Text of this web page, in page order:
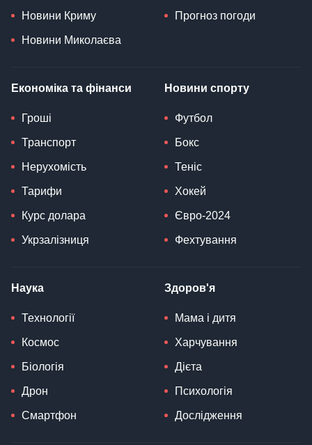
Новини Криму
Новини Миколаєва
Прогноз погоди
Економіка та фінанси
Гроші
Транспорт
Нерухомість
Тарифи
Курс долара
Укрзалізниця
Новини спорту
Футбол
Бокс
Теніс
Хокей
Євро-2024
Фехтування
Наука
Технології
Космос
Біологія
Дрон
Смартфон
Здоров'я
Мама і дитя
Харчування
Дієта
Психологія
Дослідження